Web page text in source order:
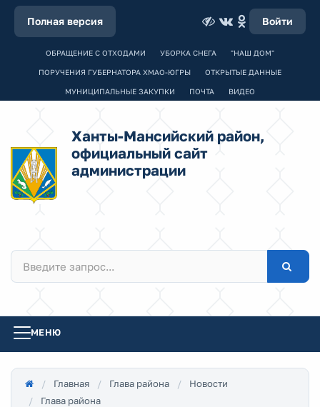
Полная версия Войти
ОБРАЩЕНИЕ С ОТХОДАМИ УБОРКА СНЕГА "НАШ ДОМ"
ПОРУЧЕНИЯ ГУБЕРНАТОРА ХМАО-ЮГРЫ ОТКРЫТЫЕ ДАННЫЕ
МУНИЦИПАЛЬНЫЕ ЗАКУПКИ ПОЧТА ВИДЕО
Ханты-Мансийский район,
официальный сайт
администрации
МЕНЮ
Главная Глава района
Новости
Глава района